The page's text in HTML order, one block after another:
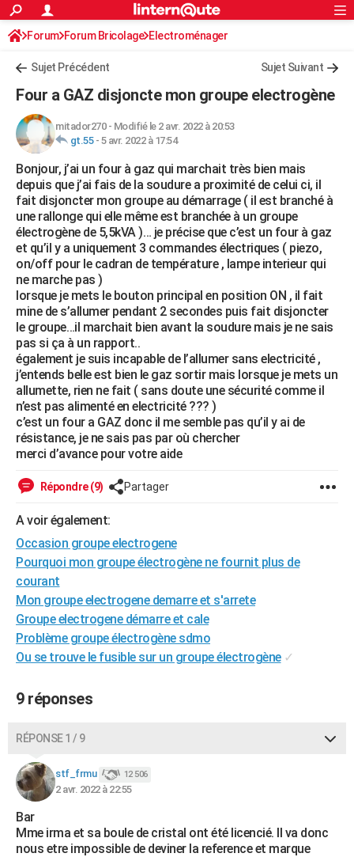
ACTUALITÉS
Politique
Société
Faits Divers
Education
Monde
Villes
+
FINANCE
Retraite
Impôts
Epargne
Immobilier
Risques naturels par ville
Banque
Assurance
Crédit
AUTO
Essais
Réserver un essai
Citadines
Berlines
SUV
Forum auto
+HIGH-TECH
Mobiles
Meilleur smartphone
Internet
Ordinateurs
Jeux vidéo
Guide high-tech
+BRICOLAGE
Forum
Aménagement intérieur
Extérieur
Cuisine
Salle de bains
Jardinage
Rangement
WEEK-END
Guides de France
Escapades
Patrimoine
Expositions
Musées
Week-end nature
LIFESTYLE
Art de vivre
Bien-être
Loisirs
Mode
Modes de vie
SANTE
Alimentation
Guide de la santé
Maladies
Médicaments
Sommeil
VOYAGE
Destinations
City break
Voyage nature
Voyage de noces
Forum
Climat
+PHOTO
GUIDES D'ACHAT
BONS PLANS
Carte de Noël
Carte Bonne année
Carte Saint-Valentin
Carte Pâques
Carte d'anniversaire
Dictionnaire
Biographies
Expressions
Proverbes
COPAINS D'AVANT
S'inscrire
Se connecter
Lycées
Collèges
Primaires
Universités
Entreprises
Service militaire
Avis de recherche
AVIS DE DÉCÈS
FORUM
Bricolage
Lifestyle
Culture
Sport
Auto
Television
Voyage
Cinema
S'inscrire
Connexion
Forum Forum Bricolage Electroménager
Sujet Précédent Sujet Suivant
Four a GAZ disjoncte mon groupe electrogène
mitador270- Modifié le 2 avr. 2022 à 20:53
gt.55- 5 avr. 2022 à 17:54
Bonjour, j’ai un four à gaz qui marchait très bien mais
depuis que j’ai fais de la soudure a proximité de celui ci, il
fait disjoncter mon groupe au démarrage ( il est branché à
une rallonge qui elle même est branchée à un groupe
électrogène de 5,5kVA )… je précise que c’est un four à gaz
et qu’il y a uniquement 3 commandes électriques ( piezo,
on/off pour le cadran de température , lampe interieur qui
ne marche pas )
lorsque je mets le bouton principal en position ON , il fait
mine de s’allumer pendant 2 secondes puis fait disjoncter
le groupe…il marchait bien avant la soudure mais je ne sais
pas si ça à un rapport..
également je suis incapable de l’allumer sans electricité ,
j’entends belle est bien le gaz sortir mais lorsque je mets un
allumette, rien ne fait ( sans doute une sécurité comme il
n’est pas alimenté en electricité ??? )
c’est un four a GAZ donc il me semble pas qu’il y ai de
résistance, je ne sais pas par où chercher
merci d’avance pour votre aide
Répondre (9) Partager
A voir également:
Occasion groupe electrogene
Pourquoi mon groupe électrogène ne fournit plus de
courant
Mon groupe electrogene demarre et s'arrete
Groupe electrogene démarre et cale
Problème groupe électrogène sdmo
Ou se trouve le fusible sur un groupe électrogène ✓
9 réponses
RÉPONSE 1 / 9
stf_frmu 12 506
2 avr. 2022 à 22:55
Bar
Mme irma et sa boule de cristal ont été licencié. Il va donc
nous etre impossible de deviner la reference et marque